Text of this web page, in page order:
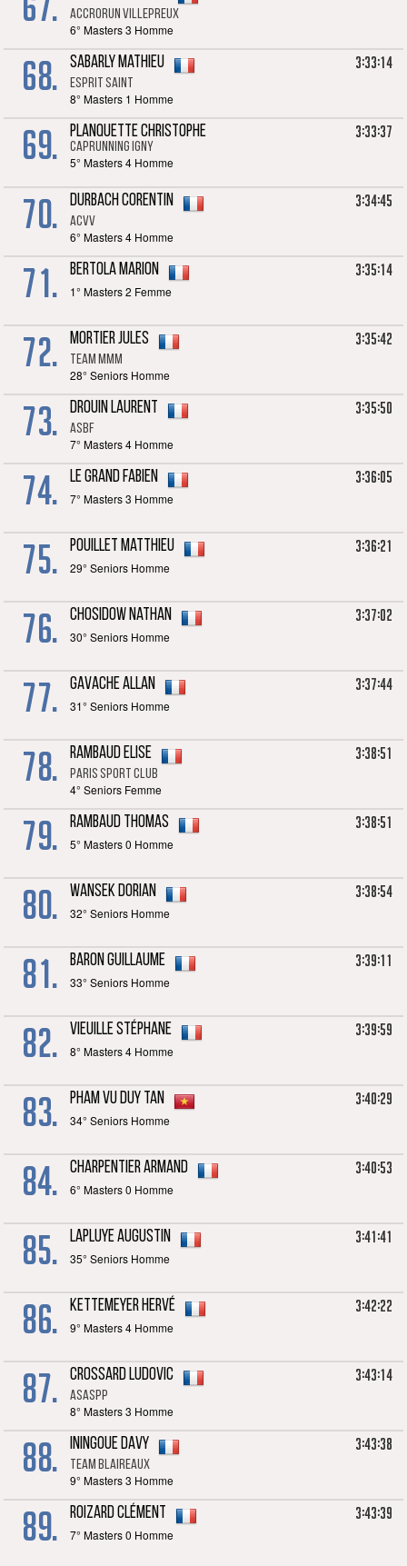
accrorun villepreux
6° Masters 3 Homme
68. SABARLY Mathieu
Esprit Saint
8° Masters 1 Homme
3:33:14
69. PLANQUETTE Christophe
Caprunning Igny
5° Masters 4 Homme
3:33:37
70. DURBACH Corentin
ACVV
6° Masters 4 Homme
3:34:45
71. BERTOLA Marion
1° Masters 2 Femme
3:35:14
72. MORTIER Jules
TEAM MMM
28° Seniors Homme
3:35:42
73. DROUIN Laurent
ASBF
7° Masters 4 Homme
3:35:50
74. LE GRAND Fabien
7° Masters 3 Homme
3:36:05
75. POUILLET Matthieu
29° Seniors Homme
3:36:21
76. CHOSIDOW Nathan
30° Seniors Homme
3:37:02
77. GAVACHE Allan
31° Seniors Homme
3:37:44
78. RAMBAUD Elise
Paris Sport Club
4° Seniors Femme
3:38:51
79. RAMBAUD Thomas
5° Masters 0 Homme
3:38:51
80. WANSEK Dorian
32° Seniors Homme
3:38:54
81. BARON Guillaume
33° Seniors Homme
3:39:11
82. VIEUILLE Stéphane
8° Masters 4 Homme
3:39:59
83. PHAM VU Duy Tan
34° Seniors Homme
3:40:29
84. CHARPENTIER Armand
6° Masters 0 Homme
3:40:53
85. LAPLUYE Augustin
35° Seniors Homme
3:41:41
86. KETTEMEYER Hervé
9° Masters 4 Homme
3:42:22
87. CROSSARD Ludovic
ASASPP
8° Masters 3 Homme
3:43:14
88. ININGOUE Davy
Team Blaireaux
9° Masters 3 Homme
3:43:38
89. ROIZARD Clément
7° Masters 0 Homme
3:43:39